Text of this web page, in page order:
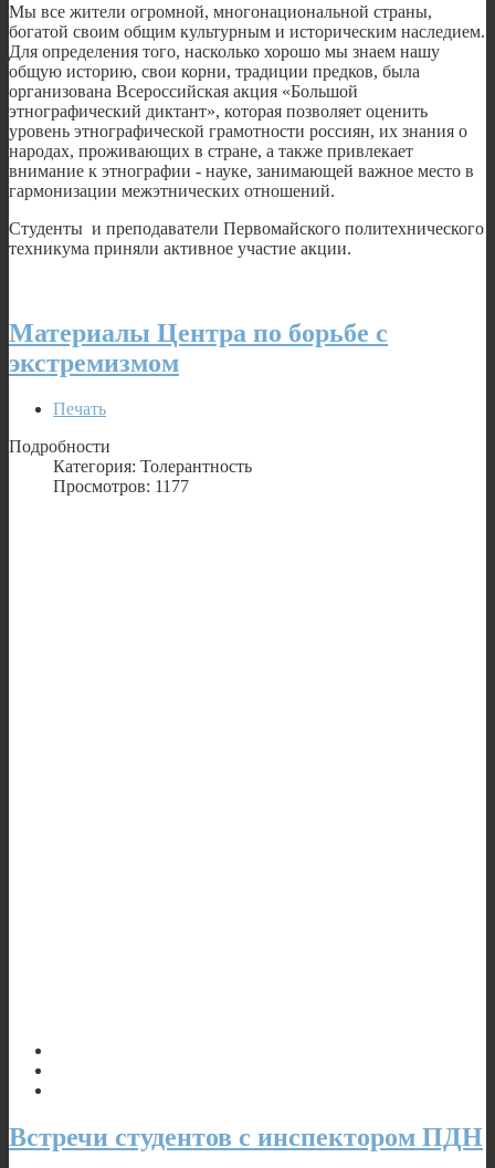
Мы все жители огромной, многонациональной страны,
богатой своим общим культурным и историческим наследием.
Для определения того, насколько хорошо мы знаем нашу
общую историю, свои корни, традиции предков, была
организована Всероссийская акция «Большой
этнографический диктант», которая позволяет оценить
уровень этнографической грамотности россиян, их знания о
народах, проживающих в стране, а также привлекает
внимание к этнографии - науке, занимающей важное место в
гармонизации межэтнических отношений.
Студенты и преподаватели Первомайского политехнического
техникума приняли активное участие акции.
Материалы Центра по борьбе с
экстремизмом
Печать
Подробности
Категория: Толерантность
Просмотров: 1177
Встречи студентов с инспектором ПДН